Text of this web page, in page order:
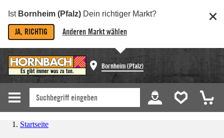
Ist Bornheim (Pfalz) Dein richtiger Markt?
JA, RICHTIG Anderen Markt wählen
Bornheim (Pfalz)
Startseite